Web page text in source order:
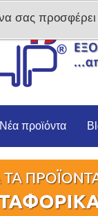
Νέα προϊόντα
σας